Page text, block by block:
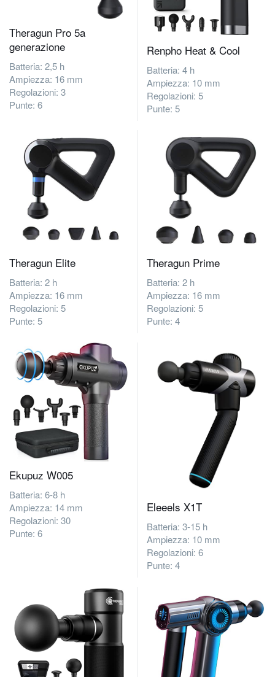
Theragun Pro 5a
generazione
Batteria: 2,5 h
Ampiezza: 16 mm
Regolazioni: 3
Punte: 6
Renpho Heat & Cool
Batteria: 4 h
Ampiezza: 10 mm
Regolazioni: 5
Punte: 5
Theragun Elite
Batteria: 2 h
Ampiezza: 16 mm
Regolazioni: 5
Punte: 5
Theragun Prime
Batteria: 2 h
Ampiezza: 16 mm
Regolazioni: 5
Punte: 4
Ekupuz ‎W005
Batteria: 6-8 h
Ampiezza: 14 mm
Regolazioni: 30
Punte: 6
Eleeels X1T
Batteria: 3-15 h
Ampiezza: 10 mm
Regolazioni: 6
Punte: 4